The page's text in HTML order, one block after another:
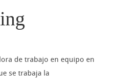
de trabajo en equipo en
se trabaja la